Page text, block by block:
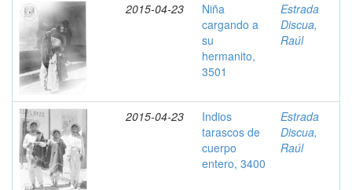
2015-04-23
Niña
cargando a
su
hermanito,
3501
Estrada
Discua,
Raúl
2015-04-23
Indios
tarascos de
cuerpo
entero, 3400
Estrada
Discua,
Raúl